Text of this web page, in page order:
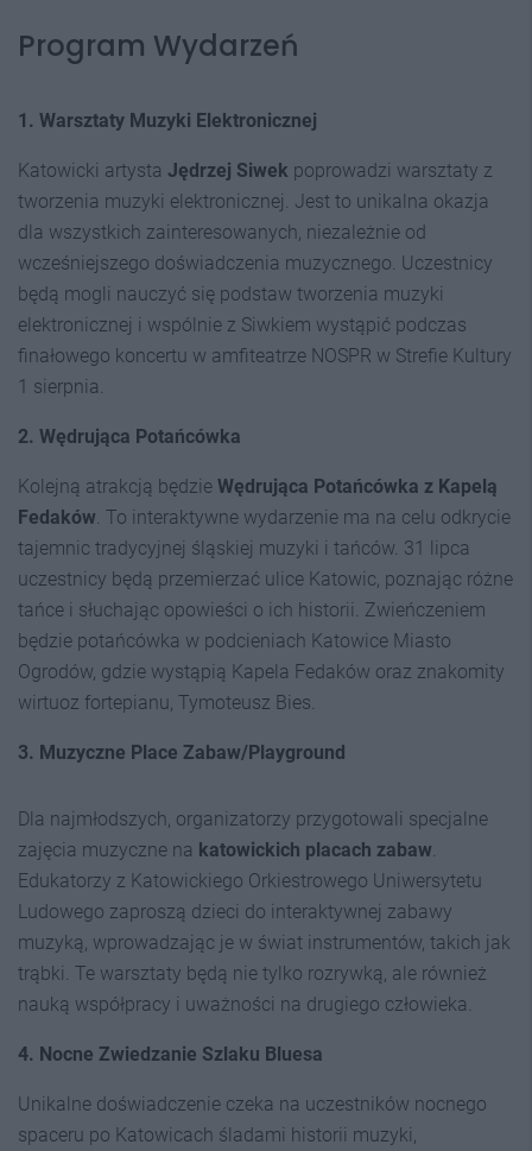
Program Wydarzeń
1. Warsztaty Muzyki Elektronicznej
Katowicki artysta Jędrzej Siwek poprowadzi warsztaty z
tworzenia muzyki elektronicznej. Jest to unikalna okazja
dla wszystkich zainteresowanych, niezależnie od
wcześniejszego doświadczenia muzycznego. Uczestnicy
będą mogli nauczyć się podstaw tworzenia muzyki
elektronicznej i wspólnie z Siwkiem wystąpić podczas
finałowego koncertu w amfiteatrze NOSPR w Strefie Kultury
1 sierpnia.
2. Wędrująca Potańcówka
Kolejną atrakcją będzie Wędrująca Potańcówka z Kapelą
Fedaków. To interaktywne wydarzenie ma na celu odkrycie
tajemnic tradycyjnej śląskiej muzyki i tańców. 31 lipca
uczestnicy będą przemierzać ulice Katowic, poznając różne
tańce i słuchając opowieści o ich historii. Zwieńczeniem
będzie potańcówka w podcieniach Katowice Miasto
Ogrodów, gdzie wystąpią Kapela Fedaków oraz znakomity
wirtuoz fortepianu, Tymoteusz Bies.
3. Muzyczne Place Zabaw/Playground
Dla najmłodszych, organizatorzy przygotowali specjalne
zajęcia muzyczne na katowickich placach zabaw.
Edukatorzy z Katowickiego Orkiestrowego Uniwersytetu
Ludowego zaproszą dzieci do interaktywnej zabawy
muzyką, wprowadzając je w świat instrumentów, takich jak
trąbki. Te warsztaty będą nie tylko rozrywką, ale również
nauką współpracy i uważności na drugiego człowieka.
4. Nocne Zwiedzanie Szlaku Bluesa
Unikalne doświadczenie czeka na uczestników nocnego
spaceru po Katowicach śladami historii muzyki,